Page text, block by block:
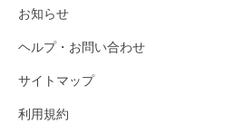
お知らせ
ヘルプ・お問い合わせ
サイトマップ
利用規約